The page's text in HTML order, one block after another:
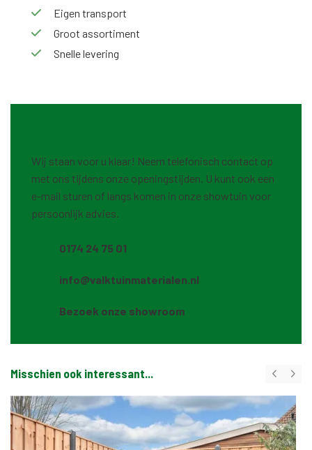
Eigen transport
Groot assortiment
Snelle levering
Wij staan voor u klaar! Neem telefonisch contact op
met ons tijdens onze openingstijden. U kunt ook een
e-mail sturen of langs komen in onze showtuin voor
persoonlijk advies.
0174 24 75 01
info@valktuinmaterialen.nl
Bezoek onze showroom
Misschien ook interessant...